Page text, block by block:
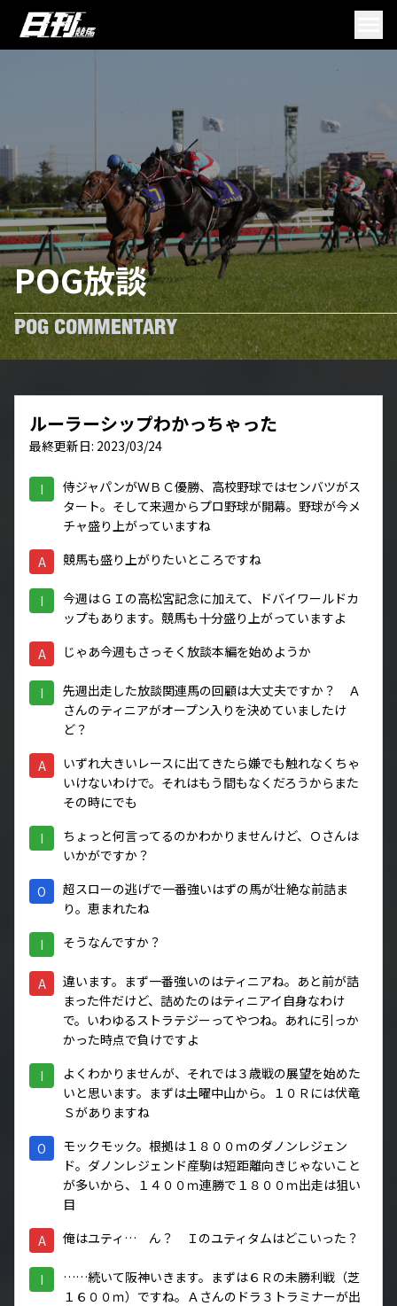
POG放談
POG COMMENTARY
ルーラーシップわかっちゃった
最終更新日: 2023/03/24
I
侍ジャパンがＷＢＣ優勝、高校野球ではセンバツがス
タート。そして来週からプロ野球が開幕。野球が今メ
チャ盛り上がっていますね
A 競馬も盛り上がりたいところですね
I
今週はＧＩの高松宮記念に加えて、ドバイワールドカ
ップもあります。競馬も十分盛り上がっていますよ
A じゃあ今週もさっそく放談本編を始めようか
I
先週出走した放談関連馬の回顧は大丈夫ですか？ Ａ
さんのティニアがオープン入りを決めていましたけ
ど？
A
いずれ大きいレースに出てきたら嫌でも触れなくちゃ
いけないわけで。それはもう間もなくだろうからまた
その時にでも
I
ちょっと何言ってるのかわかりませんけど、Ｏさんは
いかがですか？
O
超スローの逃げで一番強いはずの馬が壮絶な前詰ま
り。恵まれたね
I そうなんですか？
A
違います。まず一番強いのはティニアね。あと前が詰
まった件だけど、詰めたのはティニアイ自身なわけ
で。いわゆるストラテジーってやつね。あれに引っか
かった時点で負けですよ
I
よくわかりませんが、それでは３歳戦の展望を始めた
いと思います。まずは土曜中山から。１０Ｒには伏竜
Ｓがありますね
O
モックモック。根拠は１８００ｍのダノンレジェン
ド。ダノンレジェンド産駒は短距離向きじゃないこと
が多いから、１４００ｍ連勝で１８００ｍ出走は狙い
目
A 俺はユティ… ん？ Ｉのユティタムはどこいった？
I
……続いて阪神いきます。まずは６Ｒの未勝利戦（芝
１６００ｍ）ですね。Ａさんのドラ３トラミナーが出